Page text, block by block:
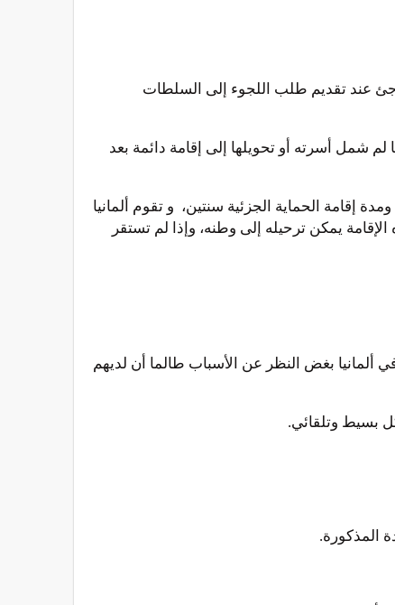
عند تقديم طلب اللجوء إلى السلطات
شمل أسرته أو تحويلها إلى إقامة دائمة بعد
إقامة الحماية الجزئية سنتين، و تقوم ألمانيا
يمكن ترحيله إلى وطنه، وإذا لم تستقر
في ألمانيا بغض النظر عن الأسباب طالما أن لديهم
بسيط وتلقائي.
المذكورة.